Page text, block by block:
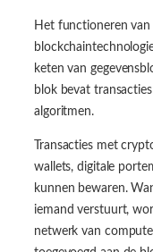
Het functioneren
keten van
blok bevat
algoritmen.
Transacties met
wallets, digitale
kunnen bewaren.
iemand verstuurt,
netwerk van